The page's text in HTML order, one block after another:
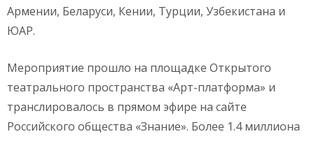
Армении, Беларуси, Кении, Турции, Узбекистана и
ЮАР.
Мероприятие прошло на площадке Открытого
театрального пространства «Арт-платформа» и
транслировалось в прямом эфире на сайте
Российского общества «Знание». Более 1.4 миллиона